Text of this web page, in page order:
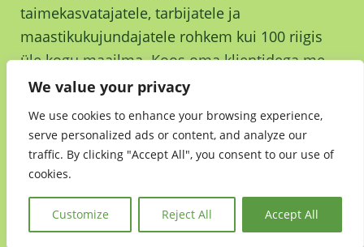
We value your privacy
We use cookies to enhance your browsing experience,
serve personalized ads or content, and analyze our
traffic. By clicking "Accept All", you consent to our use of
cookies.
Customize Reject All Accept All
taimekasvatajatele, tarbijatele ja
maastikukujundajatele rohkem kui 100 riigis
üle kogu maailma. Koos oma klientidega me
kasvame ja kasvatame parema tuleviku nimel.
Jätkusuutlikkus
Kekkilä-BVB Retail